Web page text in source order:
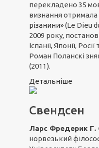
перекладено 35
визнання отримала
різанини»(Le Dieu
2009 року,
Іспанії, Японії,
Роман Поланскі
(2011).
Детальніше
Свендсен
Ларс Фредерик Г.
норвезький